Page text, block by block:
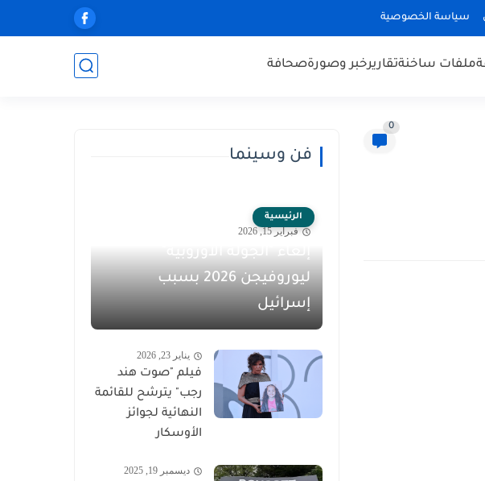
سياسة الخصوصية
ملفات ساخنةتقاريرخبر وصورةصحافة
0
فن وسينما
الرئيسية
فبراير 15, 2026
إلغاء "الجولة الأوروبية"
ليوروفيجن 2026 بسبب
إسرائيل
يناير 23, 2026
فيلم "صوت هند
رجب" يترشح للقائمة
النهائية لجوائز
الأوسكار
ديسمبر 19, 2025